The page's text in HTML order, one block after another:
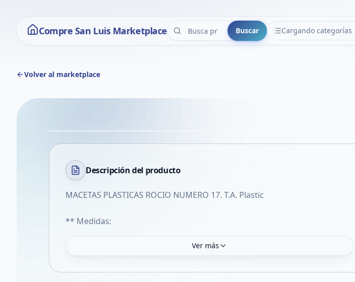
Compre San Luis Marketplace Buscar Cargando categorías
CATEGORÍAS
Volver al marketplace
VER EN PANTALLA COMPLETA
Descripción del producto
MACETAS PLASTICAS ROCIO NUMERO 17. T.A. Plastic
** Medidas:
Ver más